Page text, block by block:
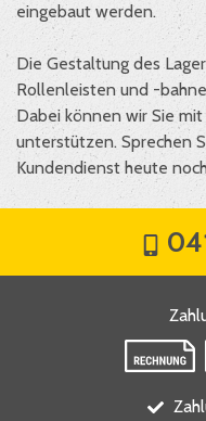
eingebaut werden.
Die Gestaltung des
Rollenleisten und -
Dabei können wir Sie
unterstützen. Sprechen
Kundendienst heute